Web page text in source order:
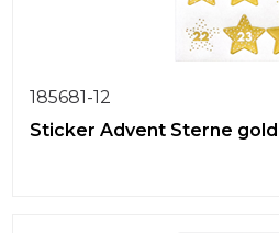
185681-12
Sticker Advent Sterne gold